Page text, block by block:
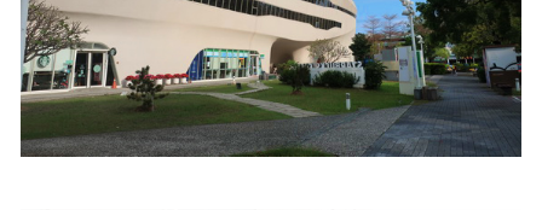
訂閱電子報